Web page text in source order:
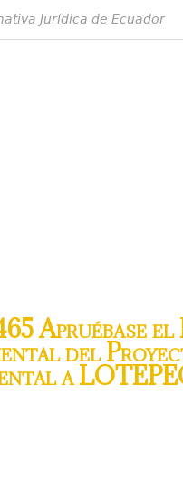
Jurídica de Ecuador
Apruébase
del
a